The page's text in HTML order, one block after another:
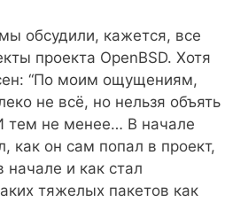
обсудили, кажется, все
проекта OpenBSD. Хотя
“По моим ощущениям,
не всё, но нельзя объять
тем не менее… В начале
как он сам попал в проект,
и как стал
тяжелых пакетов как